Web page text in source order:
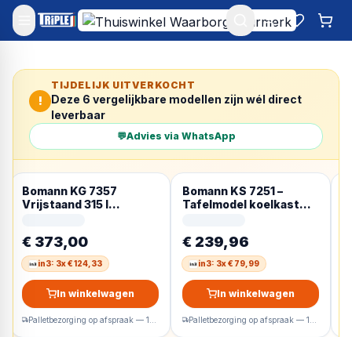
Mijn account
!
TIJDELIJK UITVERKOCHT
Deze 6 vergelijkbare modellen zijn wél direct
leverbaar
💬Advies via WhatsApp
Bomann KG 7357
Vrijstaand 315 l
€ 373,00
in3: 3x € 124,33
In winkelwagen
Bomann KS 7251 –
Tafelmodel koelkast
energieklasse C
€ 239,96
in3: 3x € 79,99
In winkelwagen